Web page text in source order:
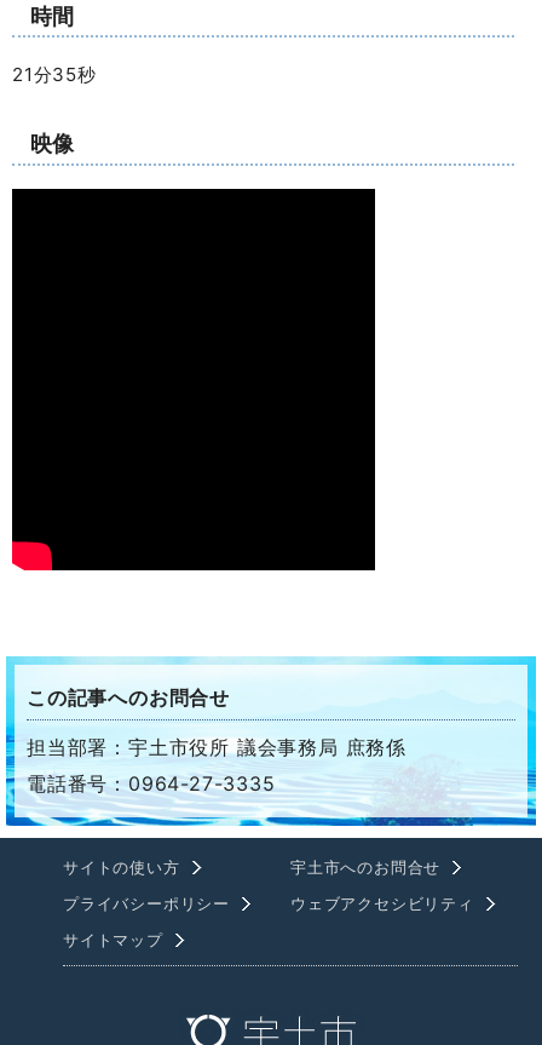
時間
21分35秒
映像
この記事へのお問合せ
担当部署：宇土市役所 議会事務局 庶務係
電話番号：0964-27-3335
サイトの使い方
宇土市へのお問合せ
プライバシーポリシー
ウェブアクセシビリティ
サイトマップ